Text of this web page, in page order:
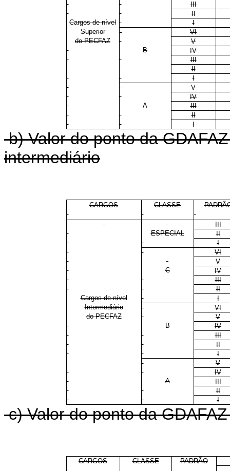
III
II
Cargos de nível
I
Superior
VI
do PECFAZ
V
B
IV
III
II
I
V
IV
A
III
II
I
b) Valor do ponto da
intermediário
CARGOS CLASSE
III
ESPECIAL
II
I
VI
V
C
IV
III
II
Cargos de nível
I
Intermediário
VI
do PECFAZ
V
B
IV
III
II
I
V
IV
A
III
II
I
c) Valor do ponto da
CARGOS CLASSE PADRÃO